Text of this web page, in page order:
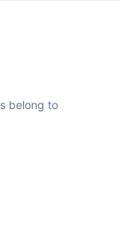
belong to